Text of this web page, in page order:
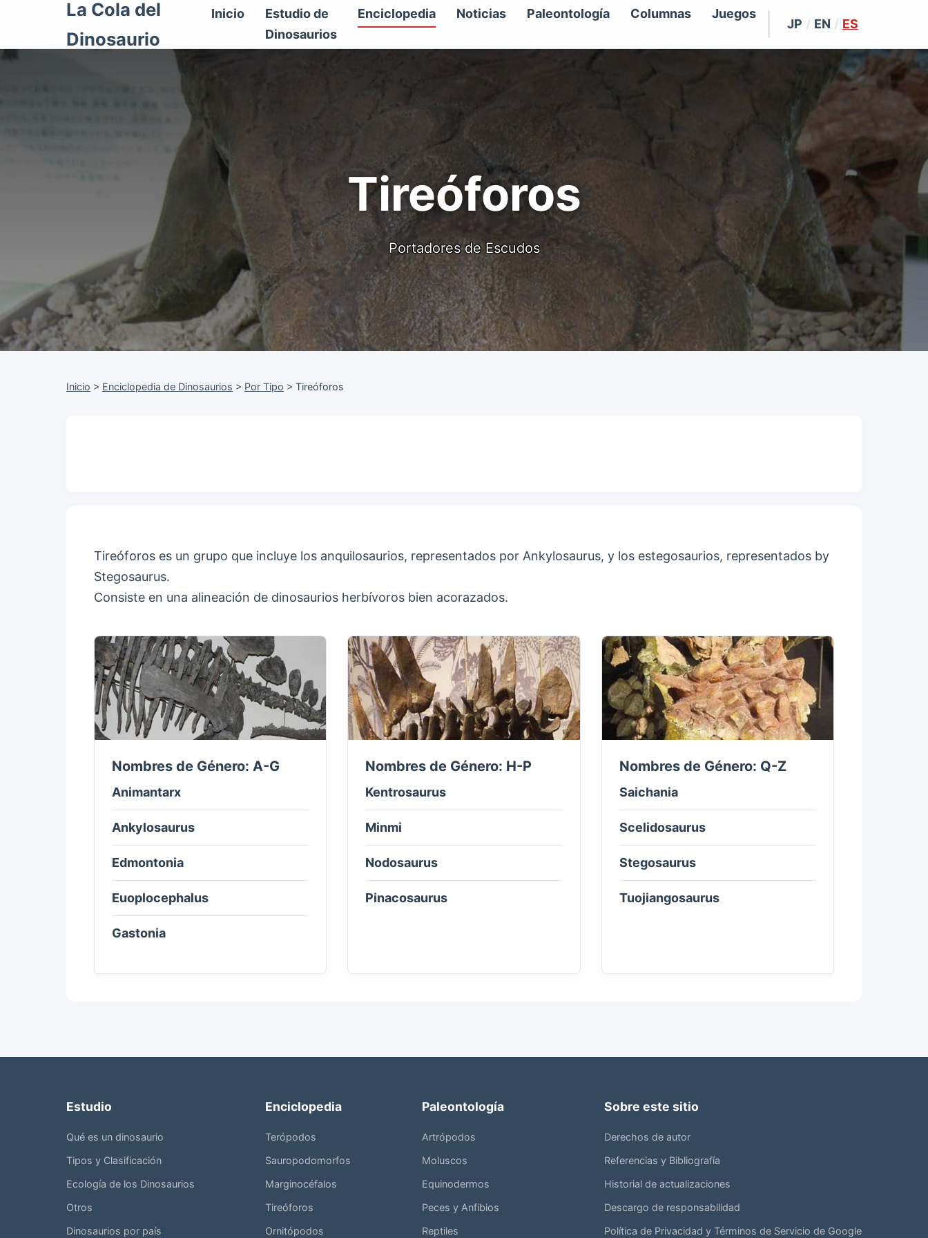
La Cola del
Dinosaurio
Inicio
Estudio de
Dinosaurios
Enciclopedia Noticias Paleontología Columnas Juegos
JP / EN / ES
Tireóforos
Portadores de Escudos
Inicio > Enciclopedia de Dinosaurios > Por Tipo > Tireóforos
Tireóforos es un grupo que incluye los anquilosaurios, representados por Ankylosaurus, y los estegosaurios, representados by
Stegosaurus.
Consiste en una alineación de dinosaurios herbívoros bien acorazados.
Nombres de Género: A-G
Animantarx
Ankylosaurus
Edmontonia
Euoplocephalus
Gastonia
Nombres de Género: H-P
Kentrosaurus
Minmi
Nodosaurus
Pinacosaurus
Nombres de Género: Q-Z
Saichania
Scelidosaurus
Stegosaurus
Tuojiangosaurus
Estudio
Qué es un dinosaurio
Tipos y Clasificación
Ecología de los Dinosaurios
Otros
Dinosaurios por país
Enciclopedia
Terópodos
Sauropodomorfos
Marginocéfalos
Tireóforos
Ornitópodos
Paleontología
Artrópodos
Moluscos
Equinodermos
Peces y Anfibios
Reptiles
Sobre este sitio
Derechos de autor
Referencias y Bibliografía
Historial de actualizaciones
Descargo de responsabilidad
Política de Privacidad y Términos de Servicio de Google